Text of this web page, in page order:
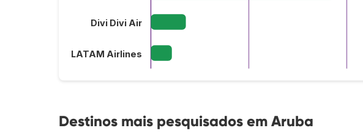
Divi Divi Air
LATAM Airlines
Destinos mais pesquisados em Aruba